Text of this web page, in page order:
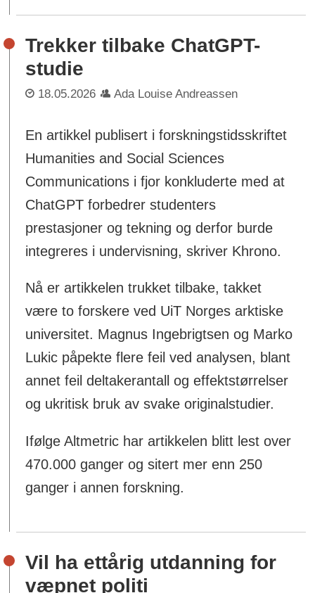
Trekker tilbake ChatGPT-
studie
18.05.2026 Ada Louise Andreassen
En artikkel publisert i forskningstidsskriftet
Humanities and Social Sciences
Communications i fjor konkluderte med at
ChatGPT forbedrer studenters
prestasjoner og tekning og derfor burde
integreres i undervisning, skriver Khrono.
Nå er artikkelen trukket tilbake, takket
være to forskere ved UiT Norges arktiske
universitet. Magnus Ingebrigtsen og Marko
Lukic påpekte flere feil ved analysen, blant
annet feil deltakerantall og effektstørrelser
og ukritisk bruk av svake originalstudier.
Ifølge Altmetric har artikkelen blitt lest over
470.000 ganger og sitert mer enn 250
ganger i annen forskning.
Vil ha ettårig utdanning for
væpnet politi